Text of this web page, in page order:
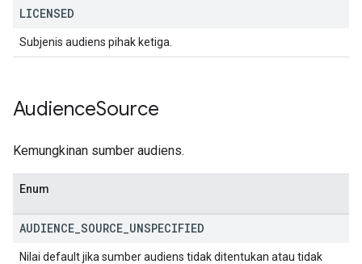
LICENSED
Subjenis audiens pihak ketiga.
AudienceSource
Kemungkinan sumber audiens.
Enum
AUDIENCE SOURCE UNSPECIFIED
Nilai default jika sumber audiens tidak ditentukan atau tidak